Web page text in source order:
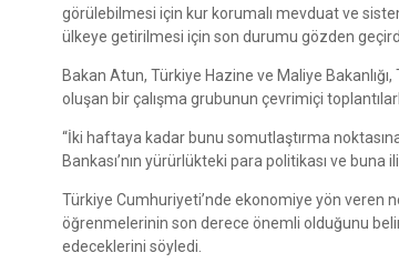
görülebilmesi için kur korumalı mevduat ve
ülkeye getirilmesi için son durumu gözden
Bakan Atun, Türkiye Hazine ve Maliye
oluşan bir çalışma grubunun çevrimiçi
“İki haftaya kadar bunu somutlaştırma
Bankası’nın yürürlükteki para politikası ve
Türkiye Cumhuriyeti’nde ekonomiye yön veren
öğrenmelerinin son derece önemli olduğunu
edeceklerini söyledi.